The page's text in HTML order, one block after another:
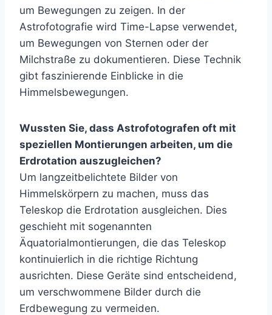
um Bewegungen zu zeigen. In der
Astrofotografie wird Time-Lapse verwendet,
um Bewegungen von Sternen oder der
Milchstraße zu dokumentieren. Diese Technik
gibt faszinierende Einblicke in die
Himmelsbewegungen.
Wussten Sie, dass Astrofotografen oft mit
speziellen Montierungen arbeiten, um die
Erdrotation auszugleichen?
Um langzeitbelichtete Bilder von
Himmelskörpern zu machen, muss das
Teleskop die Erdrotation ausgleichen. Dies
geschieht mit sogenannten
Äquatorialmontierungen, die das Teleskop
kontinuierlich in die richtige Richtung
ausrichten. Diese Geräte sind entscheidend,
um verschwommene Bilder durch die
Erdbewegung zu vermeiden.